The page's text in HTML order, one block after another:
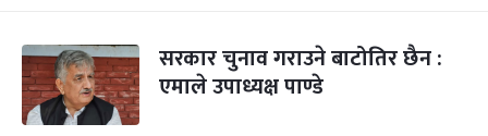
सरकार चुनाव गराउने बाटोतिर छैन :
एमाले उपाध्यक्ष पाण्डे